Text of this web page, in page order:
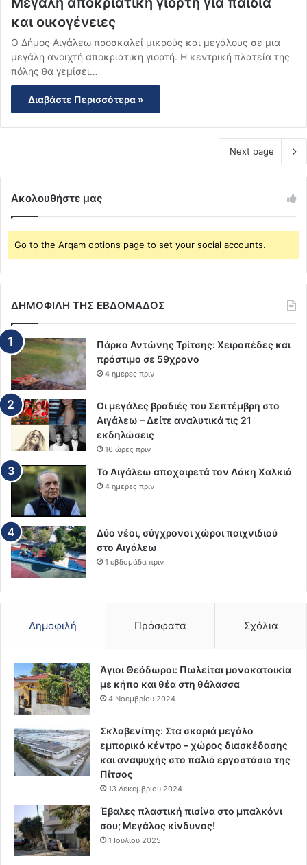
και οικογένειες
Ο Δήμος Αιγάλεω προσκαλεί μικρούς και μεγάλους σε μια
μεγάλη ανοιχτή αποκριάτικη γιορτή. Η κεντρική πλατεία της
πόλης θα γεμίσει…
Διαβάστε Περισσότερα »
Next page
Ακολουθήστε μας
Go to the Arqam options page to set your social accounts.
ΔΗΜΟΦΙΛΗ ΤΗΣ ΕΒΔΟΜΑΔΟΣ
Πάρκο Αντώνης Τρίτσης: Χειροπέδες και
πρόστιμο σε 59χρονο
4 ημέρες πριν
Οι μεγάλες βραδιές του Σεπτέμβρη στο
Αιγάλεω – Δείτε αναλυτικά τις 21
εκδηλώσεις
16 ώρες πριν
Το Αιγάλεω αποχαιρετά τον Λάκη Χαλκιά
4 ημέρες πριν
Δύο νέοι, σύγχρονοι χώροι παιχνιδιού
στο Αιγάλεω
1 εβδομάδα πριν
Δημοφιλή Πρόσφατα Σχόλια
Άγιοι Θεόδωροι: Πωλείται μονοκατοικία
με κήπο και θέα στη θάλασσα
4 Νοεμβρίου 2024
Σκλαβενίτης: Στα σκαριά μεγάλο
εμπορικό κέντρο – χώρος διασκέδασης
και αναψυχής στο παλιό εργοστάσιο της
Πίτσος
13 Δεκεμβρίου 2024
Έβαλες πλαστική πισίνα στο μπαλκόνι
σου; Μεγάλος κίνδυνος!
1 Ιουλίου 2025